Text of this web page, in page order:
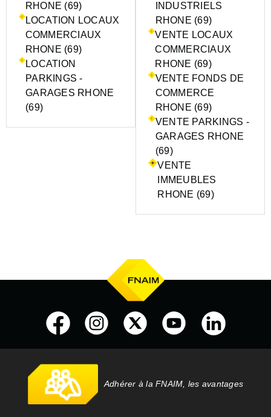
RHONE (69)
LOCATION LOCAUX
COMMERCIAUX
RHONE (69)
LOCATION
PARKINGS -
GARAGES RHONE
(69)
INDUSTRIELS
RHONE (69)
VENTE LOCAUX
COMMERCIAUX
RHONE (69)
VENTE FONDS DE
COMMERCE
RHONE (69)
VENTE PARKINGS -
GARAGES RHONE
(69)
VENTE
IMMEUBLES
RHONE (69)
Adhérer à la FNAIM, les avantages